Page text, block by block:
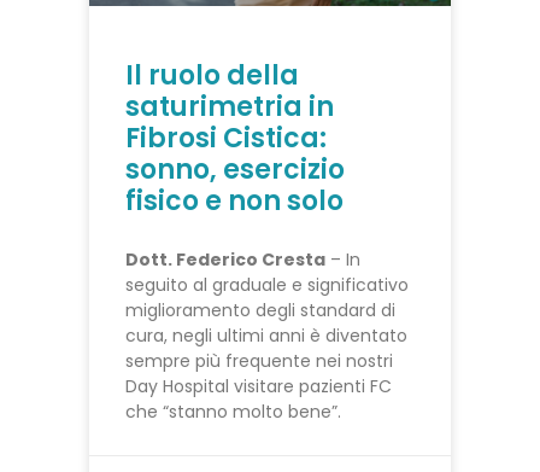
Il ruolo della
saturimetria in
Fibrosi Cistica:
sonno, esercizio
fisico e non solo
Dott. Federico Cresta – In
seguito al graduale e significativo
miglioramento degli standard di
cura, negli ultimi anni è diventato
sempre più frequente nei nostri
Day Hospital visitare pazienti FC
che “stanno molto bene”.